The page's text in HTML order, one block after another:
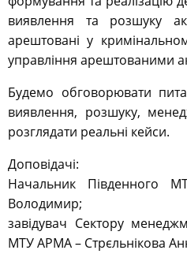
виявлення та розшуку
арештовані у
управління арештованими
Будемо обговорювати
виявлення, розшуку,
розглядати реальні кейси.
Доповідачі:
Начальник Південного
Володимир;
завідувач Сектору
МТУ АРМА – Стрєльнікова